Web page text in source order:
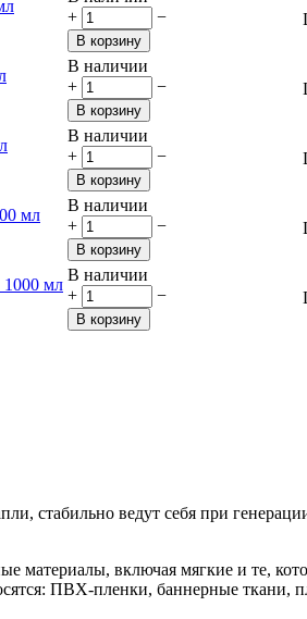
+
−
В корзину
В наличии
+
−
В корзину
В наличии
+
−
В корзину
В наличии
+
−
В корзину
В наличии
+
−
В корзину
стабильно ведут себя при
материалы, включая мягкие и те,
ПВХ-пленки, баннерные ткани,